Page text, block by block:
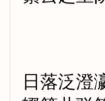
日落泛澄